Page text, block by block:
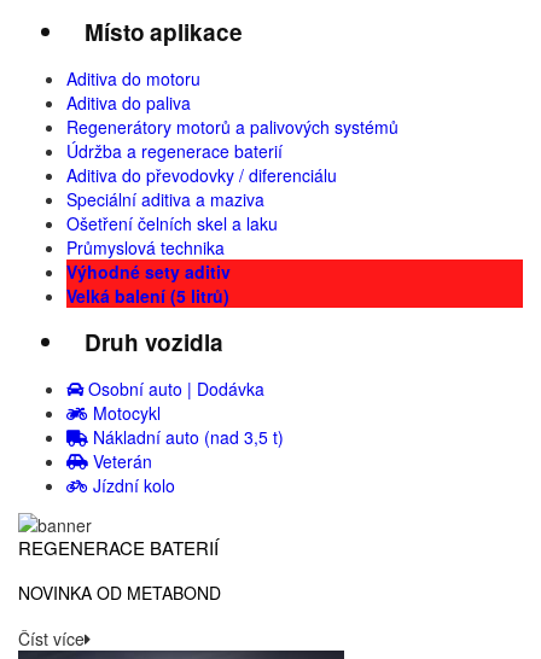
Místo aplikace
Aditiva do motoru
Aditiva do paliva
Regenerátory motorů a palivových systémů
Údržba a regenerace baterií
Aditiva do převodovky / diferenciálu
Speciální aditiva a maziva
Ošetření čelních skel a laku
Průmyslová technika
Výhodné sety aditiv
Velká balení (5 litrů)
Druh vozidla
Osobní auto | Dodávka
Motocykl
Nákladní auto (nad 3,5 t)
Veterán
Jízdní kolo
REGENERACE BATERIÍ
NOVINKA OD METABOND
Číst více